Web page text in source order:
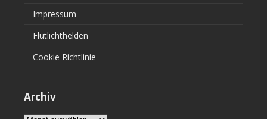
Impressum
Flutlichthelden
Cookie Richtlinie
Archiv